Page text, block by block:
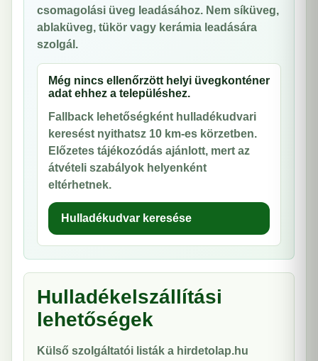
csomagolási üveg leadásához. Nem síküveg,
ablaküveg, tükör vagy kerámia leadására
szolgál.
Még nincs ellenőrzött helyi üvegkonténer
adat ehhez a településhez.
Fallback lehetőségként hulladékudvari
keresést nyithatsz 10 km-es körzetben.
Előzetes tájékozódás ajánlott, mert az
átvételi szabályok helyenként
eltérhetnek.
Hulladékudvar keresése
Hulladékelszállítási
lehetőségek
Külső szolgáltatói listák a hirdetolap.hu